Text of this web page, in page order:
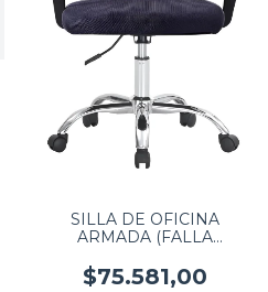
SILLA DE OFICINA
ARMADA (FALLA
COLOR NEGRO - DW301
$75.581,00